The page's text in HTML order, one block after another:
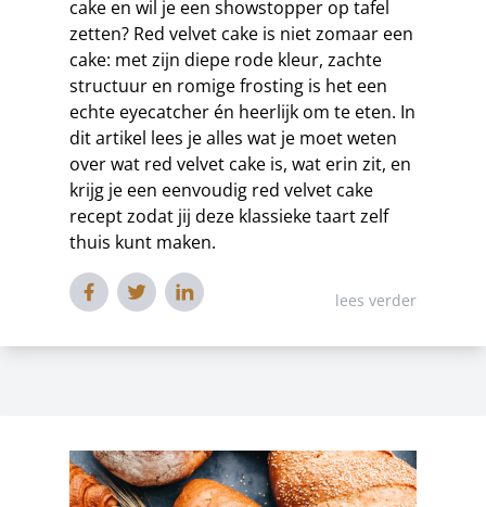
cake en wil je een showstopper op tafel
zetten? Red velvet cake is niet zomaar een
cake: met zijn diepe rode kleur, zachte
structuur en romige frosting is het een
echte eyecatcher én heerlijk om te eten. In
dit artikel lees je alles wat je moet weten
over wat red velvet cake is, wat erin zit, en
krijg je een eenvoudig red velvet cake
recept zodat jij deze klassieke taart zelf
thuis kunt maken.
lees verder